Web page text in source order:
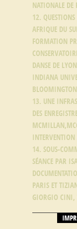
NATIONALE DE
12.
AFRIQUE DU
FORMATION
DANSE DE
INDIANA
BLOOMINGTON
13. UNE
DES
INTERVENTION
14. SOUS-
SÉANCE PAR
PARIS ET
GIORGIO CINI,